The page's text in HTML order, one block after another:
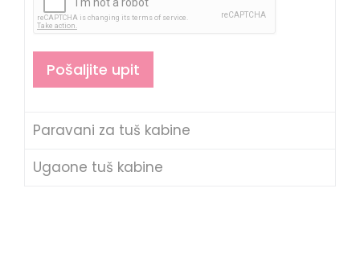
Pošaljite upit
Paravani za tuš kabine
Ugaone tuš kabine